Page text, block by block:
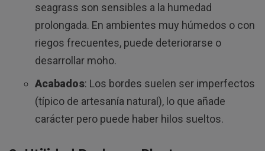
seagrass son sensibles a la humedad
prolongada. En ambientes muy húmedos o con
riegos frecuentes, puede deteriorarse o
desarrollar moho.
Acabados: Los bordes suelen ser imperfectos
(típico de artesanía natural), lo que añade
carácter pero puede haber hilos sueltos.